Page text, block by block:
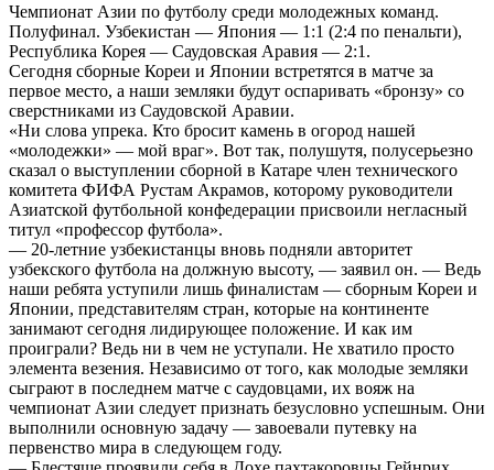
Чемпионат Азии по футболу среди молодежных команд.
Полуфинал. Узбекистан — Япония — 1:1 (2:4 по пенальти),
Республика Корея — Саудовская Аравия — 2:1.
Сегодня сборные Кореи и Японии встретятся в матче за
первое место, а наши земляки будут оспаривать «бронзу» со
сверстниками из Саудовской Аравии.
«Ни слова упрека. Кто бросит камень в огород нашей
«молодежки» — мой враг». Вот так, полушутя, полусерьезно
сказал о выступлении сборной в Катаре член технического
комитета ФИФА Рустам Акрамов, которому руководители
Азиатской футбольной конфедерации присвоили негласный
титул «профессор футбола».
— 20-летние узбекистанцы вновь подняли авторитет
узбекского футбола на должную высоту, — заявил он. — Ведь
наши ребята уступили лишь финалистам — сборным Кореи и
Японии, представителям стран, которые на континенте
занимают сегодня лидирующее положение. И как им
проиграли? Ведь ни в чем не уступали. Не хватило просто
элемента везения. Независимо от того, как молодые земляки
сыграют в последнем матче с саудовцами, их вояж на
чемпионат Азии следует признать безусловно успешным. Они
выполнили основную задачу — завоевали путевку на
первенство мира в следующем году.